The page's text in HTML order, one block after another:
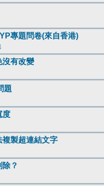
專題問卷(來自香港)
沒有改變
題
度
製超連結文字
？